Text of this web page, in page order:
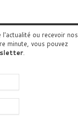
ou recevoir nos
minute, vous pouvez
.